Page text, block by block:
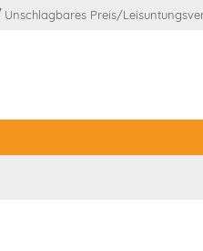
Unschlagbares Preis/